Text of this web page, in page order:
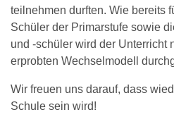
teilnehmen durften. Wie bereits
Schüler der Primarstufe sowie
und -schüler wird der Unterricht
erprobten Wechselmodell
Wir freuen uns darauf, dass
Schule sein wird!